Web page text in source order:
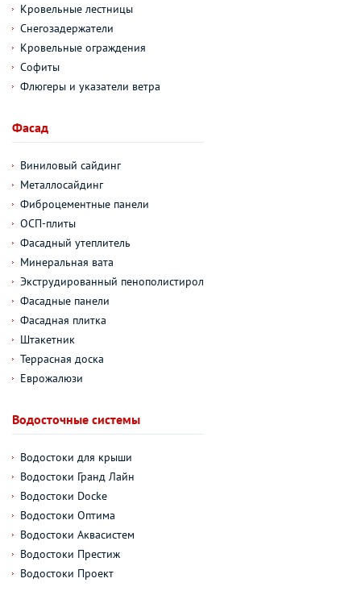
Кровельные лестницы
Снегозадержатели
Кровельные ограждения
Софиты
Флюгеры и указатели ветра
Фасад
Виниловый сайдинг
Металлосайдинг
Фиброцементные панели
ОСП-плиты
Фасадный утеплитель
Минеральная вата
Экструдированный пенополистирол
Фасадные панели
Фасадная плитка
Штакетник
Террасная доска
Еврожалюзи
Водосточные системы
Водостоки для крыши
Водостоки Гранд Лайн
Водостоки Docke
Водостоки Оптима
Водостоки Аквасистем
Водостоки Престиж
Водостоки Проект